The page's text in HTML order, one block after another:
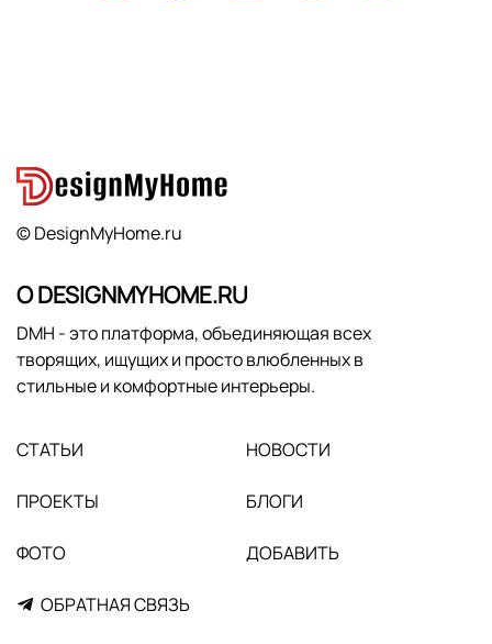
© DesignMyHome.ru
О DESIGNMYHOME.RU
DMH - это платформа, объединяющая всех
творящих, ищущих и просто влюбленных в
стильные и комфортные интерьеры.
СТАТЬИ НОВОСТИ
ПРОЕКТЫ БЛОГИ
ФОТО ДОБАВИТЬ
ОБРАТНАЯ СВЯЗЬ